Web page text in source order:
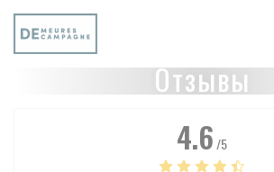
Панель управления cookies
Отзывы
4.6 /5